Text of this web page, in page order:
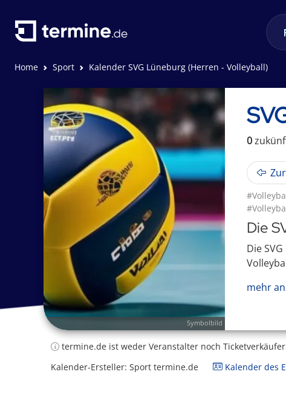
Home Sport Kalender SVG Lüneburg (Herren - Volleyball)
Symbolbild
0
Die
Die
mehr
termine.de ist weder Veranstalter noch
Kalender-Ersteller: Sport termine.de
Kalender des